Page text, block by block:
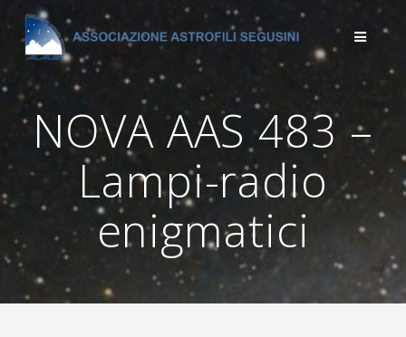
Salta
al
contenuto
NOVA AAS 483 –
Lampi-radio
enigmatici